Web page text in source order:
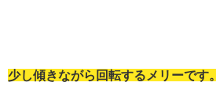
少し傾きながら回転するメリーです。